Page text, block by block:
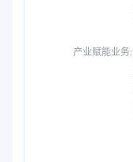
产业赋能业务: